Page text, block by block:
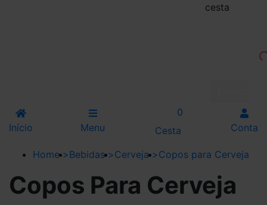
cesta
Início Menu
0
Cesta
Conta
Home>Bebidas>Cerveja>Copos para Cerveja
Copos Para Cerveja